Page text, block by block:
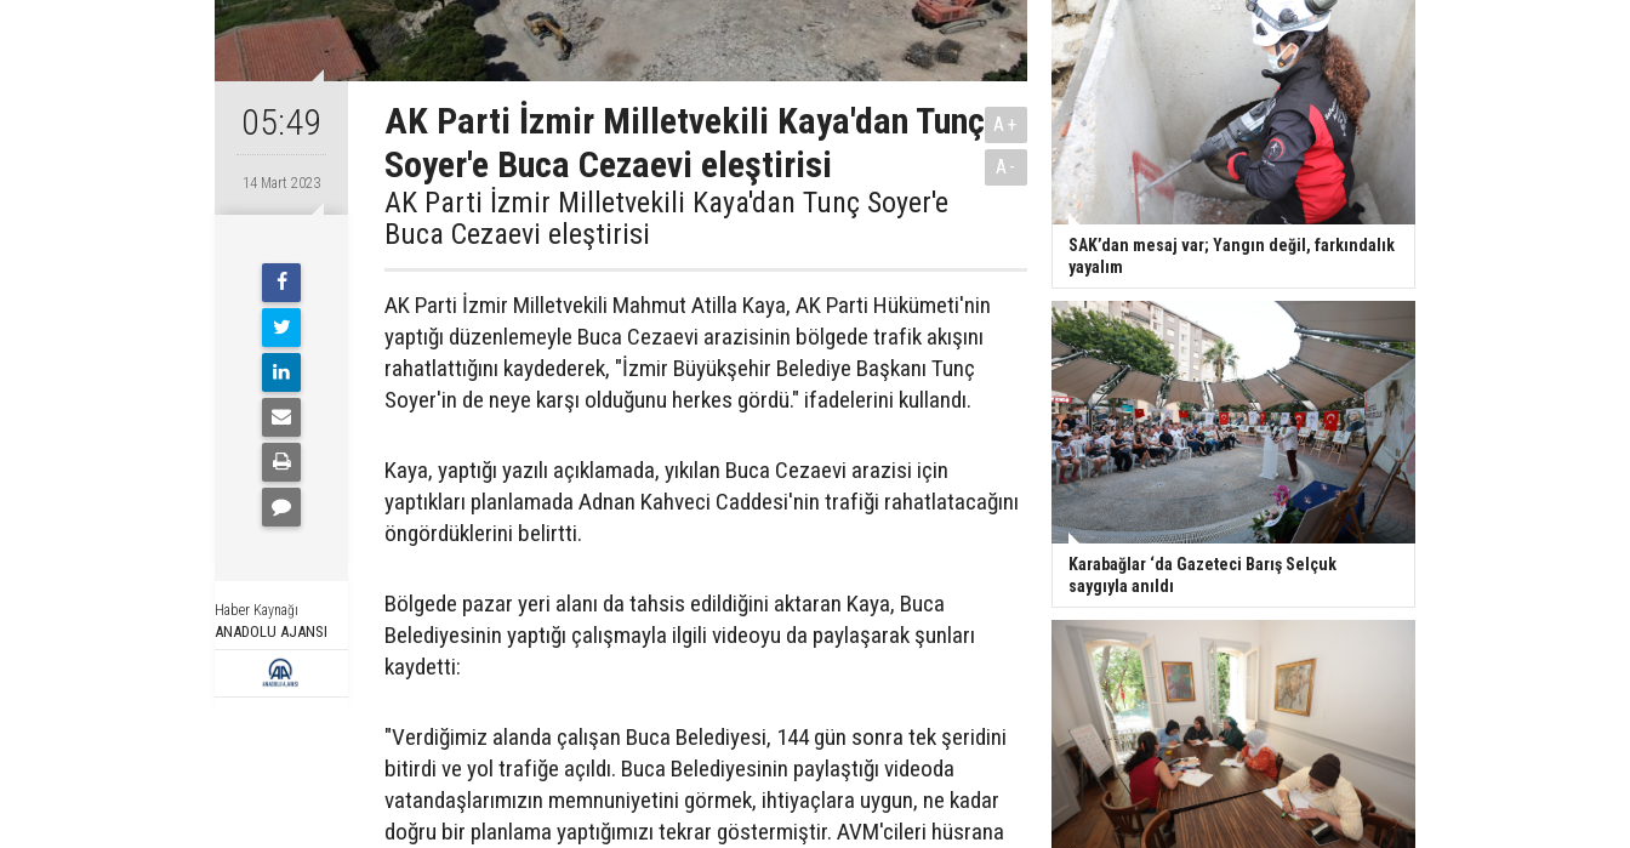
05:49
14 Mart 2023
Haber Kaynağı
ANADOLU AJANSI
AK Parti İzmir Milletvekili Kaya'dan Tunç
Soyer'e Buca Cezaevi eleştirisi
AK Parti İzmir Milletvekili Kaya'dan Tunç Soyer'e
Buca Cezaevi eleştirisi
A+
A-
AK Parti İzmir Milletvekili Mahmut Atilla Kaya, AK Parti Hükümeti'nin
yaptığı düzenlemeyle Buca Cezaevi arazisinin bölgede trafik akışını
rahatlattığını kaydederek, "İzmir Büyükşehir Belediye Başkanı Tunç
Soyer'in de neye karşı olduğunu herkes gördü." ifadelerini kullandı.
Kaya, yaptığı yazılı açıklamada, yıkılan Buca Cezaevi arazisi için
yaptıkları planlamada Adnan Kahveci Caddesi'nin trafiği rahatlatacağını
öngördüklerini belirtti.
Bölgede pazar yeri alanı da tahsis edildiğini aktaran Kaya, Buca
Belediyesinin yaptığı çalışmayla ilgili videoyu da paylaşarak şunları
kaydetti:
"Verdiğimiz alanda çalışan Buca Belediyesi, 144 gün sonra tek şeridini
bitirdi ve yol trafiğe açıldı. Buca Belediyesinin paylaştığı videoda
vatandaşlarımızın memnuniyetini görmek, ihtiyaçlara uygun, ne kadar
doğru bir planlama yaptığımızı tekrar göstermiştir. AVM'cileri hüsrana
SAK’dan mesaj var; Yangın değil, farkındalık
yayalım
Karabağlar ‘da Gazeteci Barış Selçuk
saygıyla anıldı